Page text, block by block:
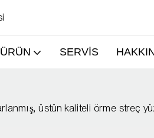
ÜRÜN SERVIS
üstün kaliteli örme streç